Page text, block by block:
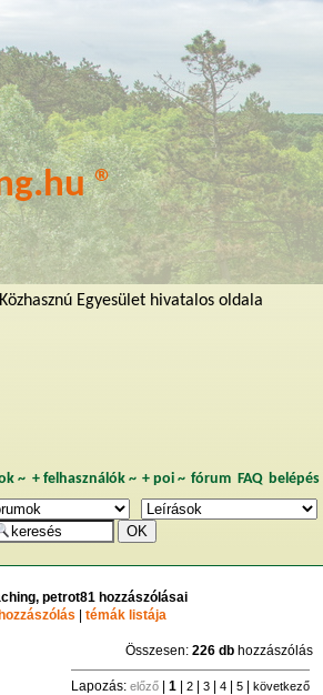
®
Egyesület hivatalos oldala
~ + felhasználók~ + poi~ fórum FAQ belépés
petrot81 hozzászólásai
témák listája
Összesen:226 db hozzászólás
Lapozás:előző |1 2 3 4 5 |következő